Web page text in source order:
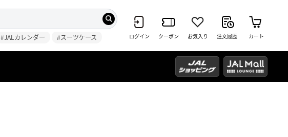
#JALカレンダー #スーツケース ログイン クーポン お気入り 注文履歴 カート